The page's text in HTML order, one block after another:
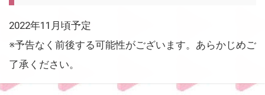
2022年11月頃予定
※予告なく前後する可能性がございます。あらかじめご
了承ください。